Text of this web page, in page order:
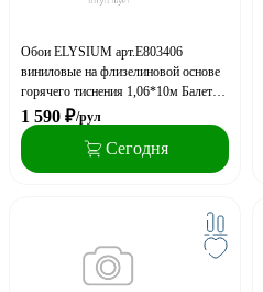
Обои ELYSIUM арт.Е803406
виниловые на флизелиновой основе
горячего тиснения 1,06*10м Балет
фон (акция)
1 590 ₽/рул
Сегодня